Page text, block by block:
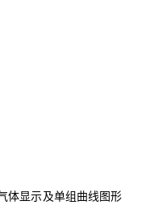
体显示及单组曲线图形